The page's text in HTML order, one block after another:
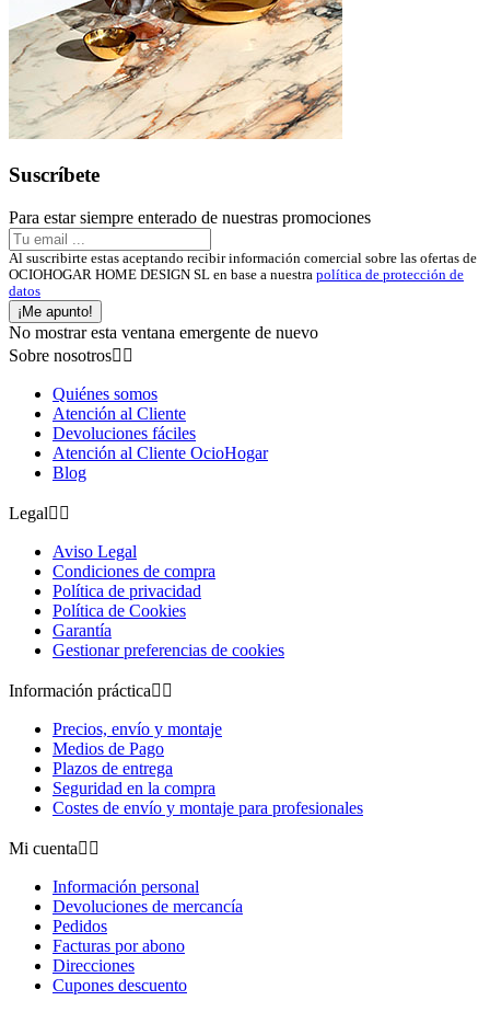
Suscríbete
Para estar siempre enterado de nuestras promociones
Al suscribirte estas aceptando recibir información comercial sobre las ofertas de
OCIOHOGAR HOME DESIGN SL en base a nuestra política de protección de
datos
¡Me apunto!
No mostrar esta ventana emergente de nuevo
Sobre nosotros 
Quiénes somos
Atención al Cliente
Devoluciones fáciles
Atención al Cliente OcioHogar
Blog
Legal 
Aviso Legal
Condiciones de compra
Política de privacidad
Política de Cookies
Garantía
Gestionar preferencias de cookies
Información práctica 
Precios, envío y montaje
Medios de Pago
Plazos de entrega
Seguridad en la compra
Costes de envío y montaje para profesionales
Mi cuenta 
Información personal
Devoluciones de mercancía
Pedidos
Facturas por abono
Direcciones
Cupones descuento